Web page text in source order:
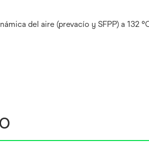
del aire (prevacío y SFPP) a 132